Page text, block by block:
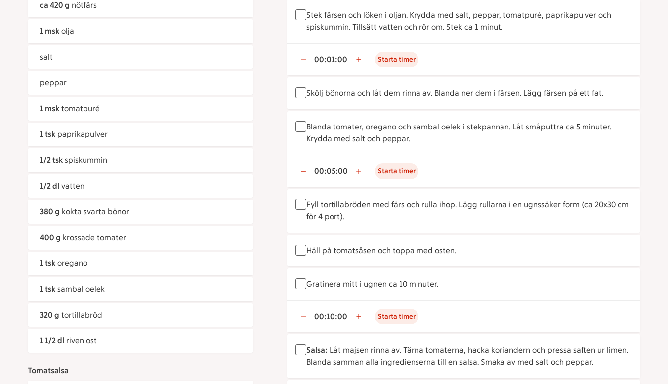
ca 420 g nötfärs
1 msk olja
salt
peppar
1 msk tomatpuré
1 tsk paprikapulver
1/2 tsk spiskummin
1/2 dl vatten
380 g kokta svarta bönor
400 g krossade tomater
1 tsk oregano
1 tsk sambal oelek
320 g tortillabröd
1 1/2 dl riven ost
Tomatsalsa
Stek färsen och löken i oljan. Krydda med salt, peppar, tomatpuré, paprikapulver och
spiskummin. Tillsätt vatten och rör om. Stek ca 1 minut.
00:01:00 Starta timer
Skölj bönorna och låt dem rinna av. Blanda ner dem i färsen. Lägg färsen på ett fat.
Blanda tomater, oregano och sambal oelek i stekpannan. Låt småputtra ca 5 minuter.
Krydda med salt och peppar.
00:05:00 Starta timer
Fyll tortillabröden med färs och rulla ihop. Lägg rullarna i en ugnssäker form (ca 20x30 cm
för 4 port).
Häll på tomatsåsen och toppa med osten.
Gratinera mitt i ugnen ca 10 minuter.
00:10:00 Starta timer
Salsa: Låt majsen rinna av. Tärna tomaterna, hacka koriandern och pressa saften ur limen.
Blanda samman alla ingredienserna till en salsa. Smaka av med salt och peppar.